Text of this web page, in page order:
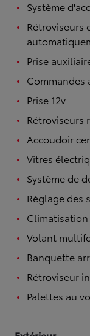
Système
Rétroviseurs
Prise
Commandes
Prise 12v
Rétroviseurs
Accoudoir
Vitres
Système de
Réglage des
Volant
Banquette
Rétroviseur
Palettes au